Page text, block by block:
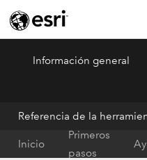
ArcGIS Pro Menu
Información general
Referencia de la
Inicio
Primeros
pasos